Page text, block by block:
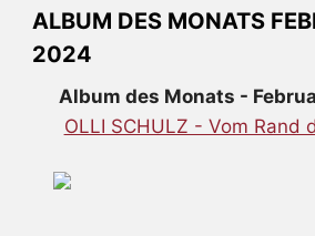
ALBUM DES MONATS
2024
Album des Monats -
OLLI SCHULZ - Vom Rand